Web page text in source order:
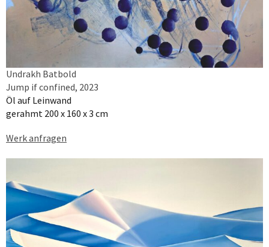
Undrakh Batbold
Jump if confined, 2023
Öl auf Leinwand
gerahmt 200 x 160 x 3 cm
Werk anfragen